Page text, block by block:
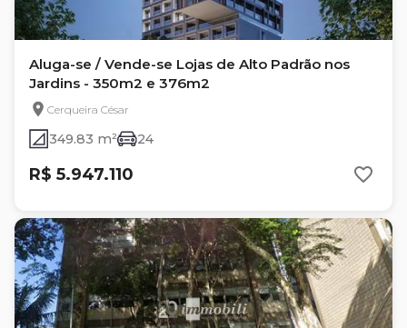
Aluga-se / Vende-se Lojas de Alto Padrão nos
Jardins - 350m2 e 376m2
Cerqueira César
349.83 m² 24
R$ 5.947.110